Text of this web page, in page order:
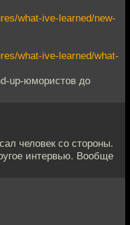
what-ive-learned/new-
what-ive-learned/what-
up-юмористов до
человек со стороны.
интервью. Вообще